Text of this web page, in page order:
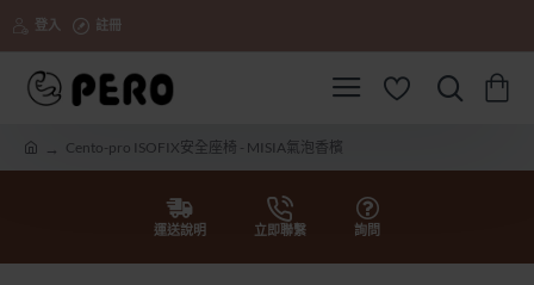
登入 註冊
Cento-pro ISOFIX安全座椅 - MISIA氣泡香檳
運送說明 立即聯繫 詢問